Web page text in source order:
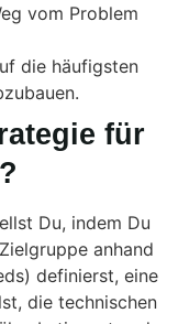
vom Problem
die häufigsten
für
Du, indem Du
anhand
definierst, eine
die technischen